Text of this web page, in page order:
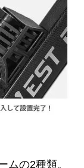
ムの2種類。